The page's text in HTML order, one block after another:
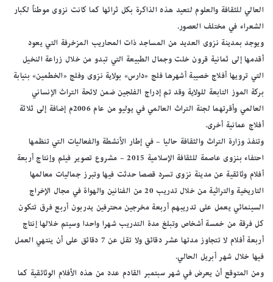
العالي للثقافة والعلوم لتعيد هذه الذاكرة بكل ثرائها كما كانت نزوى موطناً لكبار
الشعراء في مختلف العصور.
ويوجد بمدينة نزوى العديد من المساجد ذات المحاريب المزخرفة التي يعود
أقدمها إلى ثمانية قرون خلت وجمال الطبيعة التي تبدو من خلال زراعة النخيل
التي ترويها أفلاج خصيبة أشهرها فلج «دارس» بولاية نزوى وفلج «الخطمين» بنيابة
بركة الموز التابعة للولاية وقد تم إدراج الفلجين ضمن لائحة التراث الإنساني
العالمي وأقرتهما لجنة التراث العالمي في يوليو من عام 2006م إضافة إلى ثلاثة
أفلاج عمانية أخرى.
وتنفذ وزارة التراث والثقافة حاليا – في إطار الأنشطة والفعاليات التي تنظمها
احتفاء بنزوى عاصمة للثقافة الإسلامية 2015 – مشروع تصوير فيلم وإنتاج أربعة
أفلام وثائقية عن مدينة نزوى تسرد قصصا حدثت فيها وتبرز جماليات معالمها
التاريخية والتراثية من خلال تدريب 20 من الفنانين والهواة في مجال الإخراج
السينمائي يعمل على تدريبهم أربعة مخرجين محترفين يدربون أربع فرق تتكون
كل فرقة من خمسة أشخاص وتبلغ مدة التدريب شهرا واحدا وسيتم خلالها إنتاج
أربعة أفلام لا تتجاوز مدتها عشر دقائق ولا تقل عن 7 دقائق على أن ينتهي العمل
فيها خلال شهر أبريل الحالي.
ومن المتوقع أن يعرض في شهر سبتمبر القادم عدد من هذه الأفلام الوثائقية كما